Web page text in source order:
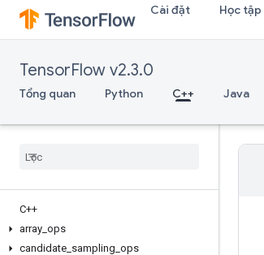
Cài đặt Học tập
TensorFlow v2.3.0
Tổng quan Python C++ Java
C++
array ops
candidate sampling ops